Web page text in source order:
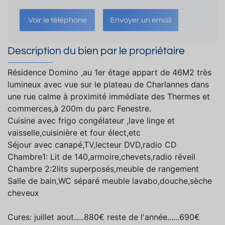
Voir le téléphone Envoyer un email
Description du bien par le propriétaire
Résidence Domino ,au 1er étage appart de 46M2 très
lumineux avec vue sur le plateau de Charlannes dans
une rue calme à proximité immédiate des Thermes et
commerces,à 200m du parc Fenestre.
Cuisine avec frigo congélateur ,lave linge et
vaisselle,cuisinière et four élect,etc
Séjour avec canapé,TV,lecteur DVD,radio CD
Chambre1: Lit de 140,armoire,chevets,radio réveil
Chambre 2:2lits superposés,meuble de rangement
Salle de bain,WC séparé meuble lavabo,douche,sèche
cheveux
Cures: juillet aout.....880€ reste de l'année......690€